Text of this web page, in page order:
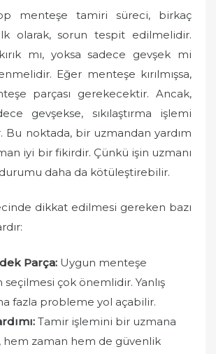
menteşe tamiri süreci, birkaç
olarak, sorun tespit edilmelidir.
mı, yoksa sadece gevşek mi
Eğer menteşe kırılmışsa,
parçası gerekecektir. Ancak,
gevşekse, sıkılaştırma işlemi
Bu noktada, bir uzmandan yardım
iyi bir fikirdir. Çünkü işin uzmanı
daha da kötüleştirebilir.
dikkat edilmesi gereken bazı
Parça: Uygun menteşe
seçilmesi çok önemlidir. Yanlış
fazla probleme yol açabilir.
Tamir işlemini bir uzmana
hem zaman hem de güvenlik